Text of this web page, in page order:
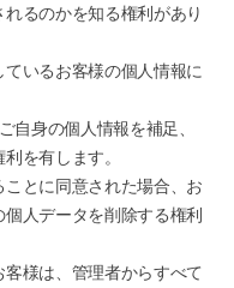
るのかを知る権利があり
いるお客様の個人情報に
自身の個人情報を補足、
を有します。
とに同意された場合、お
人データを削除する権利
様は、管理者からすべて